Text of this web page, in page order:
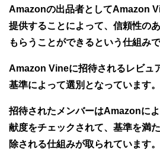
Amazonの出品者としてAmazon
提供することによって、信頼性の
もらうことができるという仕組みで
Amazon Vineに招待されるレビュ
基準によって選別となっています。
招待されたメンバーはAmazonに
献度をチェックされて、基準を満
除される仕組みが取られています。